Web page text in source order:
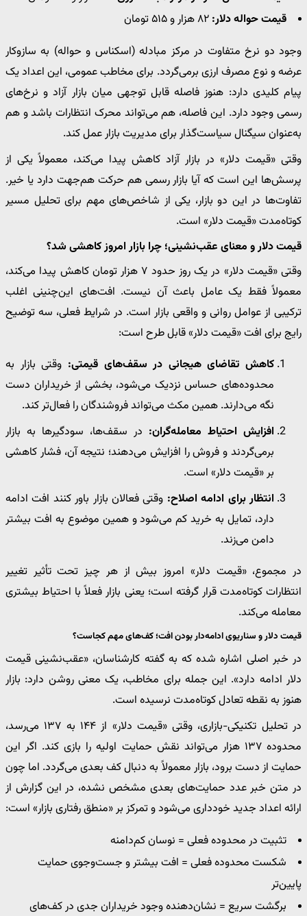
قیمت حواله دلار:
وجود دو نرخ متفاوت در مرکز مبادله (اسکناس و حواله) به سازوکار
عرضه و نوع مصرف ارزی برمی‌گردد. برای مخاطب عمومی، این اعداد یک
پیام کلیدی دارد: هنوز فاصله قابل توجهی میان بازار آزاد و نرخ‌های
رسمی وجود دارد. این فاصله، هم می‌تواند محرک انتظارات باشد و هم
به‌عنوان سیگنال سیاست‌گذار برای مدیریت بازار عمل کند.
وقتی «قیمت دلار» در بازار آزاد کاهش پیدا می‌کند، معمولاً یکی از
پرسش‌ها این است که آیا بازار رسمی هم حرکت هم‌جهت دارد یا خیر.
تفاوت‌ها در این دو بازار، یکی از شاخص‌های مهم برای تحلیل مسیر
کوتاه‌مدت «قیمت دلار» است.
قیمت دلار و معنای عقب‌نشینی؛ چرا بازار امروز کاهشی شد؟
وقتی «قیمت دلار» در یک روز حدود ۷ هزار تومان کاهش پیدا می‌کند،
معمولاً فقط یک عامل باعث آن نیست. افت‌های این‌چنینی اغلب
ترکیبی از عوامل روانی و واقعی بازار است. در شرایط فعلی، سه توضیح
رایج برای افت «قیمت دلار» قابل طرح است:
کاهش تقاضای هیجانی در سقف‌های قیمتی: وقتی بازار به
محدوده‌های حساس نزدیک می‌شود، بخشی از خریداران دست
نگه می‌دارند. همین مکث می‌تواند فروشندگان را فعال‌تر کند.
افزایش احتیاط معامله‌گران: در سقف‌ها، سودگیرها به بازار
برمی‌گردند و فروش را افزایش می‌دهند؛ نتیجه آن، فشار کاهشی
بر «قیمت دلار» است.
انتظار برای ادامه اصلاح: وقتی فعالان بازار باور کنند افت ادامه
دارد، تمایل به خرید کم می‌شود و همین موضوع به افت بیشتر
دامن می‌زند.
در مجموع، «قیمت دلار» امروز بیش از هر چیز تحت تأثیر تغییر
انتظارات کوتاه‌مدت قرار گرفته است؛ یعنی بازار فعلاً با احتیاط بیشتری
معامله می‌کند.
قیمت دلار و سناریوی ادامه‌دار بودن افت؛ کف‌های مهم کجاست؟
در خبر اصلی اشاره شده که به گفته کارشناسان، «عقب‌نشینی قیمت
دلار ادامه دارد». این جمله برای مخاطب، یک معنی روشن دارد: بازار
هنوز به نقطه تعادل کوتاه‌مدت نرسیده است.
در تحلیل تکنیکی-بازاری، وقتی «قیمت دلار» از ۱۴۴ به ۱۳۷ می‌رسد،
محدوده ۱۳۷ هزار می‌تواند نقش حمایت اولیه را بازی کند. اگر این
حمایت از دست برود، بازار معمولاً به دنبال کف بعدی می‌گردد. اما چون
در متن خبر عدد حمایت‌های بعدی مشخص نشده، در این گزارش از
ارائه اعداد جدید خودداری می‌شود و تمرکز بر «منطق رفتاری بازار» است:
تثبیت در محدوده فعلی = نوسان کم‌دامنه
شکست محدوده فعلی = افت بیشتر و جست‌وجوی حمایت
پایین‌تر
برگشت سریع = نشان‌دهنده وجود خریداران جدی در کف‌های